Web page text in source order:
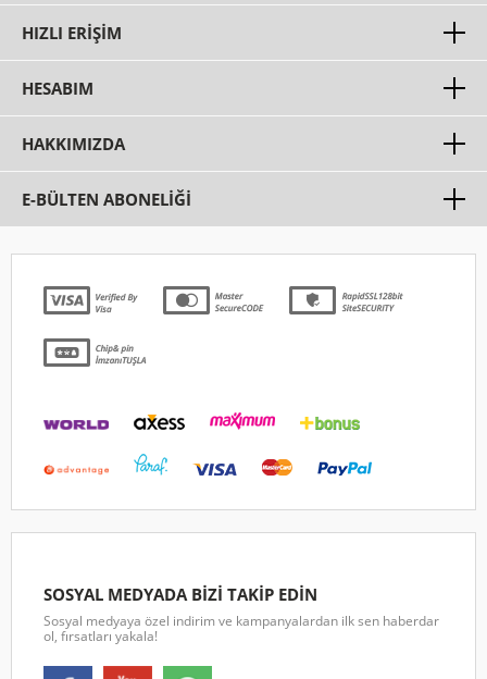
HIZLI ERIŞIM
HESABIM
HAKKIMIZDA
E-BÜLTEN ABONELİĞİ
SOSYAL MEDYADA BİZİ TAKİP EDİN
Sosyal medyaya özel indirim ve kampanyalardan ilk sen haberdar
ol, fırsatları yakala!